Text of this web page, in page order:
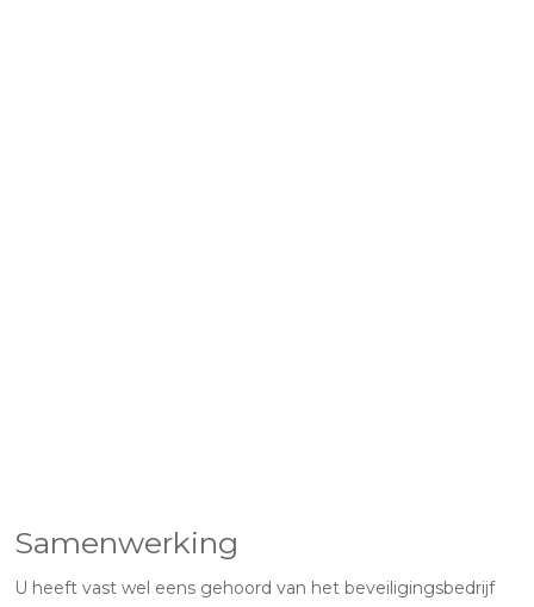
Samenwerking
U heeft vast wel eens gehoord van het beveiligingsbedrijf